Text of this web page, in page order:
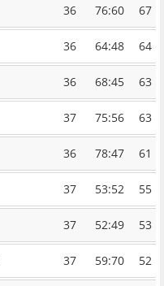
36 76:60 67
36 64:48 64
36 68:45 63
37 75:56 63
36 78:47 61
37 53:52 55
37 52:49 53
37 59:70 52